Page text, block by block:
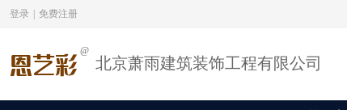
恩艺彩
@
北京萧雨建筑装饰工程有限公司
登录 免费注册